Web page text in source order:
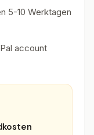
5-10 Werktagen
account